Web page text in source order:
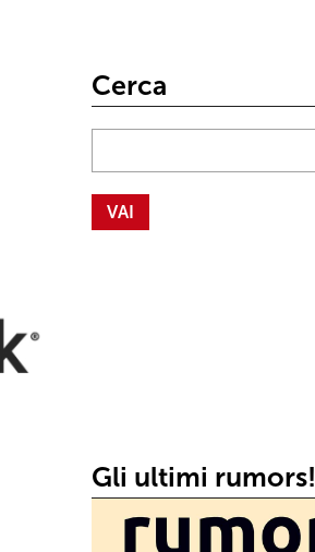
Cerca
Gli ultimi rumors!